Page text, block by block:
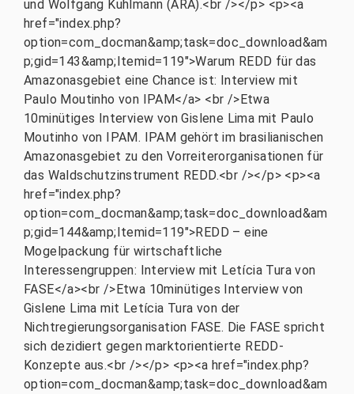
und Wolfgang Kuhlmann (ARA).<br /></p> <p><a
href="index.php?
option=com_docman&amp;task=doc_download&am
p;gid=143&amp;Itemid=119">Warum REDD für das
Amazonasgebiet eine Chance ist: Interview mit
Paulo Moutinho von IPAM</a> <br />Etwa
10minütiges Interview von Gislene Lima mit Paulo
Moutinho von IPAM. IPAM gehört im brasilianischen
Amazonasgebiet zu den Vorreiterorganisationen für
das Waldschutzinstrument REDD.<br /></p> <p><a
href="index.php?
option=com_docman&amp;task=doc_download&am
p;gid=144&amp;Itemid=119">REDD – eine
Mogelpackung für wirtschaftliche
Interessengruppen: Interview mit Letícia Tura von
FASE</a><br />Etwa 10minütiges Interview von
Gislene Lima mit Letícia Tura von der
Nichtregierungsorganisation FASE. Die FASE spricht
sich dezidiert gegen marktorientierte REDD-
Konzepte aus.<br /></p> <p><a href="index.php?
option=com_docman&amp;task=doc_download&am